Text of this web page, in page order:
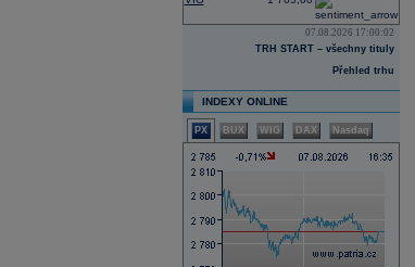
07.08.2026 17:00:02
TRH START – všechny tituly
Přehled trhu
INDEXY ONLINE
PX BUX WIG DAX Nasdaq